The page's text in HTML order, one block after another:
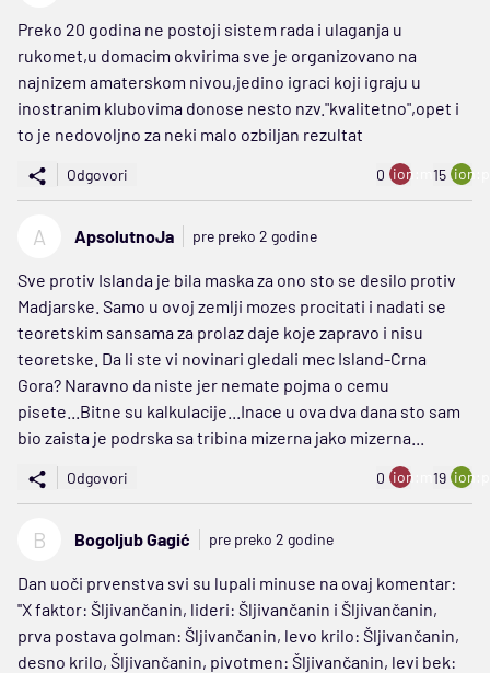
Preko 20 godina ne postoji sistem rada i ulaganja u
rukomet,u domacim okvirima sve je organizovano na
najnizem amaterskom nivou,jedino igraci koji igraju u
inostranim klubovima donose nesto nzv."kvalitetno",opet i
to je nedovoljno za neki malo ozbiljan rezultat
Odgovori 0 ion:minus
15
A ApsolutnoJa pre preko 2 godine
Sve protiv Islanda je bila maska za ono sto se desilo protiv
Madjarske. Samo u ovoj zemlji mozes procitati i nadati se
teoretskim sansama za prolaz daje koje zapravo i nisu
teoretske. Da li ste vi novinari gledali mec Island-Crna
Gora? Naravno da niste jer nemate pojma o cemu
pisete...Bitne su kalkulacije...Inace u ova dva dana sto sam
bio zaista je podrska sa tribina mizerna jako mizerna...
Odgovori 0 ion:minus
19
B Bogoljub Gagić pre preko 2 godine
Dan uoči prvenstva svi su lupali minuse na ovaj komentar:
''X faktor: Šljivančanin, lideri: Šljivančanin i Šljivančanin,
prva postava golman: Šljivančanin, levo krilo: Šljivančanin,
desno krilo, Šljivančanin, pivotmen: Šljivančanin, levi bek: